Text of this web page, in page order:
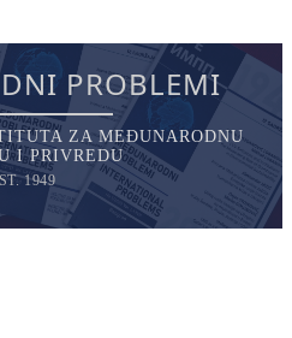
PROBLEMI
ZA MEĐUNARODNU
I PRIVREDU
1949